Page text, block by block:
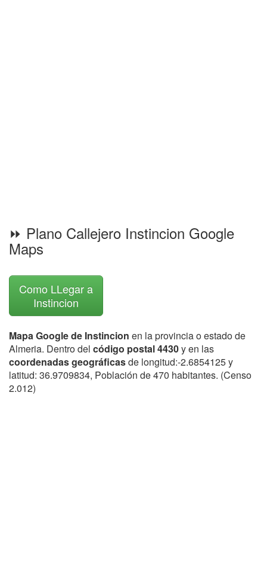
⏩ Plano Callejero Instincion Google
Maps
Como LLegar a
Instincion
Mapa Google de Instincion en la provincia o estado de
Almeria. Dentro del código postal 4430y en las
coordenadas geográficasde longitud:-2.6854125 y
latitud: 36.9709834, Población de 470 habitantes. (Censo
2.012)